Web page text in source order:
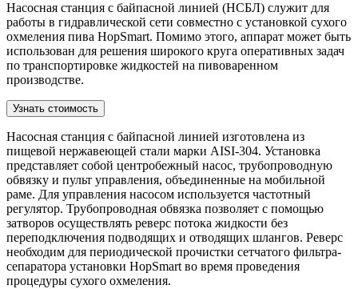
Насосная станция с байпасной линией (НСБЛ) служит для
работы в гидравлической сети совместно с установкой сухого
охмеления пива HopSmart. Помимо этого, аппарат может быть
использован для решения широкого круга оперативных задач
по транспортировке жидкостей на пивоваренном
производстве.
Узнать стоимость
Насосная станция с байпасной линией изготовлена из
пищевой нержавеющей стали марки AISI-304. Установка
представляет собой центробежный насос, трубопроводную
обвязку и пульт управления, объединенные на мобильной
раме. Для управления насосом используется частотный
регулятор. Трубопроводная обвязка позволяет с помощью
затворов осуществлять реверс потока жидкости без
переподключения подводящих и отводящих шлангов. Реверс
необходим для периодической прочистки сетчатого фильтра-
сепаратора установки HopSmart во время проведения
процедуры сухого охмеления.